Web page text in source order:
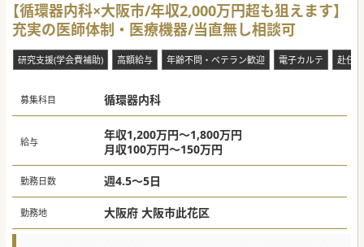
【循環器内科×大阪市/年収2,000万円超も狙えます】
充実の医師体制・医療機器/当直無し相談可
研究支援(学会費補助) 高額給与 年齢不問・ベテラン歓迎 電子カルテ 赴任
募集科目 循環器内科
給与
年収1,200万円～1,800万円
月収100万円～150万円
勤務日数 週4.5～5日
勤務地 大阪府 大阪市此花区